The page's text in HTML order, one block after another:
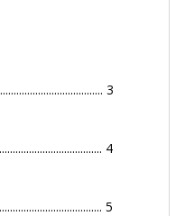
3
4
5